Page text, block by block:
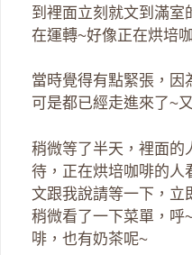
到裡面立刻就文到滿室
在運轉~好像正在烘培
當時覺得有點緊張，因
可是都已經走進來了~
稍微等了半天，裡面的
待，正在烘培咖啡的人
文跟我說請等一下，立
稍微看了一下菜單，呼
啡，也有奶茶呢~